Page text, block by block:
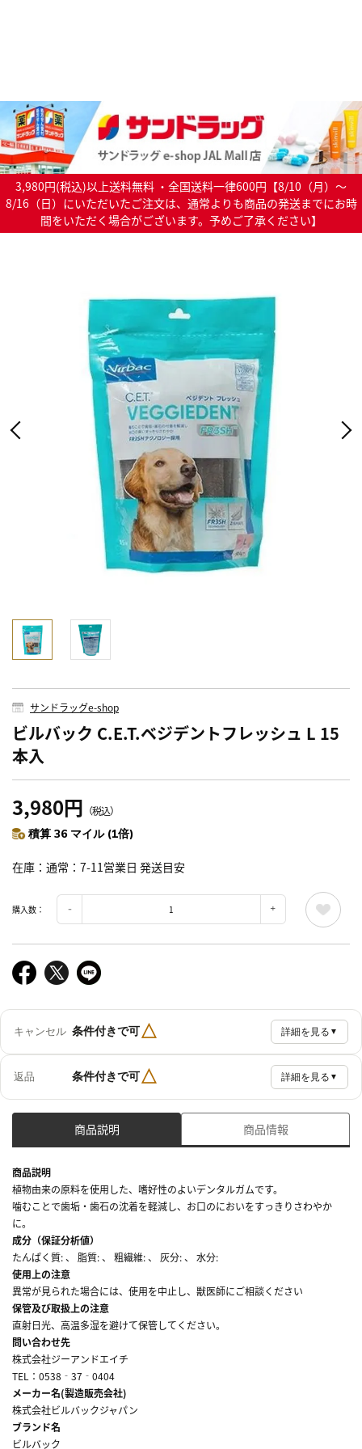
3,980円(税込)以上送料無料 ・全国送料一律600円【8/10（月）～
8/16（日）にいただいたご注文は、通常よりも商品の発送までにお時
間をいただく場合がございます。予めご了承ください】
サンドラッグe-shop
ビルバック C.E.T.ベジデントフレッシュ L 15
本入
3,980円 （税込）
積算 36 マイル (1倍)
在庫 通常：7-11営業日 発送目安
購入数：
キャンセル 条件付きで可△ 詳細を見る ▼
返品 条件付きで可△ 詳細を見る ▼
商品説明 商品情報
商品説明
植物由来の原料を使用した、嗜好性のよいデンタルガムです。
噛むことで歯垢・歯石の沈着を軽減し、お口のにおいをすっきりさわやか
に。
成分（保証分析値）
たんぱく質: 、 脂質: 、 粗繊維: 、 灰分: 、 水分:
使用上の注意
異常が見られた場合には、使用を中止し、獣医師にご相談ください
保管及び取扱上の注意
直射日光、高温多湿を避けて保管してください。
問い合わせ先
株式会社ジーアンドエイチ
TEL：0538‐37‐0404
メーカー名(製造販売会社)
株式会社ビルバックジャパン
ブランド名
ビルバック